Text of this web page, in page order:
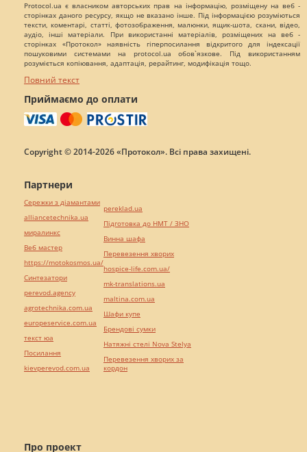
Protocol.ua є власником авторських прав на інформацію, розміщену на веб -
сторінках даного ресурсу, якщо не вказано інше. Під інформацією розуміються
тексти, коментарі, статті, фотозображення, малюнки, ящик-шота, скани, відео,
аудіо, інші матеріали. При використанні матеріалів, розміщених на веб -
сторінках «Протокол» наявність гіперпосилання відкритого для індексації
пошуковими системами на protocol.ua обов`язкове. Під використанням
розуміється копіювання, адаптація, рерайтинг, модифікація тощо.
Повний текст
Приймаємо до оплати
Copyright © 2014-2026 «Протокол». Всі права захищені.
Про проект
Партнери
Сережки з діамантами
alliancetechnika.ua
миралинкс
Веб мастер
https://motokosmos.ua/
Синтезатори
perevod.agency
agrotechnika.com.ua
europeservice.com.ua
текст юа
Посилання
kievperevod.com.ua
pereklad.ua
Підготовка до НМТ / ЗНО
Винна шафа
Перевезення хворих
hospice-life.com.ua/
mk-translations.ua
maltina.com.ua
Шафи купе
Брендові сумки
Натяжні стелі Nova Stelya
Перевезення хворих за
кордон